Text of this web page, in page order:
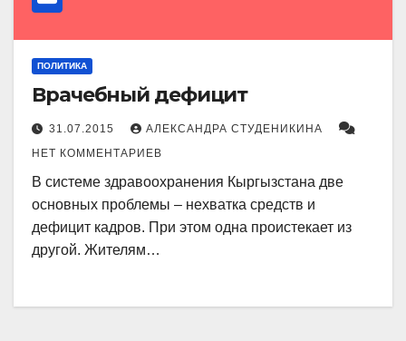
ПОЛИТИКА
Врачебный дефицит
31.07.2015
АЛЕКСАНДРА СТУДЕНИКИНА
НЕТ КОММЕНТАРИЕВ
В системе здравоохранения Кыргызстана две
основных проблемы – нехватка средств и
дефицит кадров. При этом одна проистекает из
другой. Жителям…